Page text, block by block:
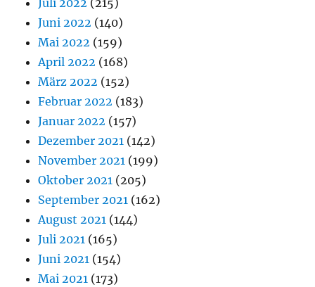
Juli 2022 (215)
Juni 2022 (140)
Mai 2022 (159)
April 2022 (168)
März 2022 (152)
Februar 2022 (183)
Januar 2022 (157)
Dezember 2021 (142)
November 2021 (199)
Oktober 2021 (205)
September 2021 (162)
August 2021 (144)
Juli 2021 (165)
Juni 2021 (154)
Mai 2021 (173)